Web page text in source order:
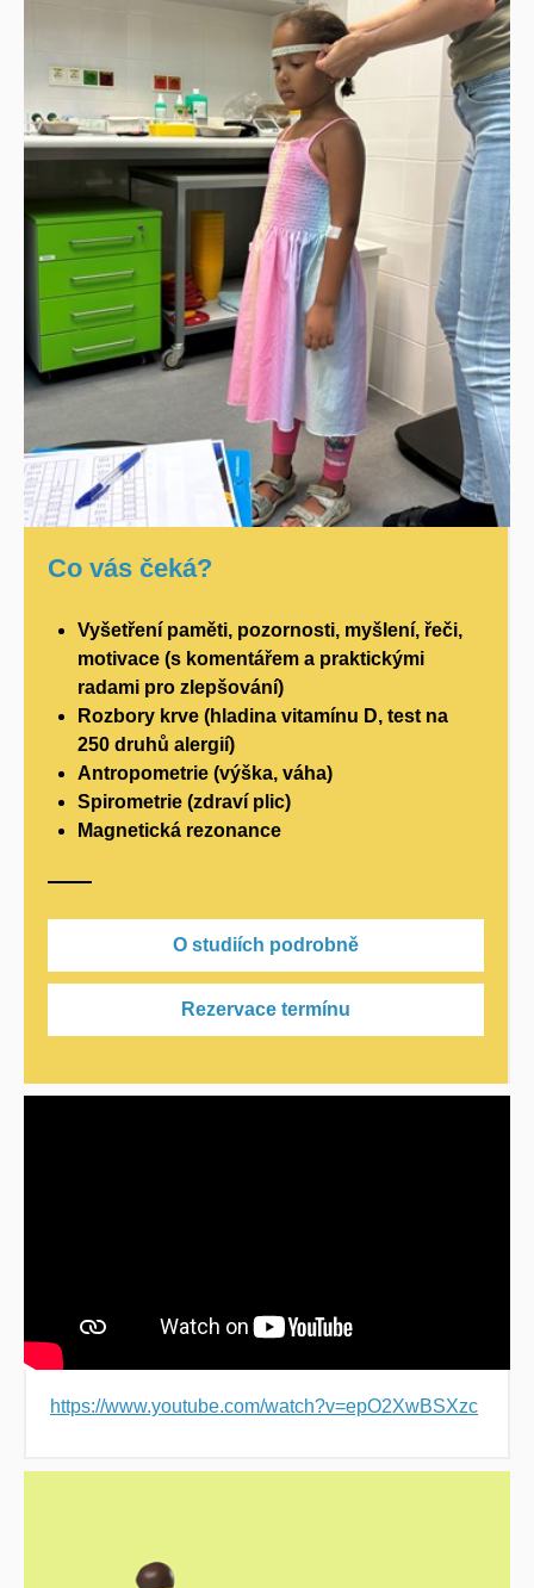
Co vás čeká?
Vyšetření paměti, pozornosti, myšlení, řeči,
motivace (s komentářem a praktickými
radami pro zlepšování)
Rozbory krve (hladina vitamínu D, test na
250 druhů alergií)
Antropometrie (výška, váha)
Spirometrie (zdraví plic)
Magnetická rezonance
O studiích podrobně
Rezervace termínu
https://www.youtube.com/watch?v=epO2XwBSXzc